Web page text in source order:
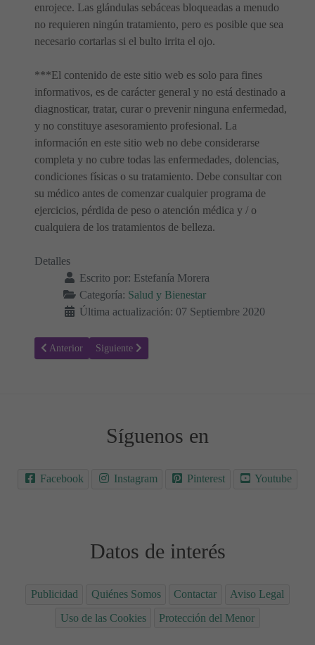
enrojece. Las glándulas sebáceas bloqueadas a menudo
no requieren ningún tratamiento, pero es posible que sea
necesario cortarlas si el bulto irrita el ojo.
***El contenido de este sitio web es solo para fines
informativos, es de carácter general y no está destinado a
diagnosticar, tratar, curar o prevenir ninguna enfermedad,
y no constituye asesoramiento profesional. La
información en este sitio web no debe considerarse
completa y no cubre todas las enfermedades, dolencias,
condiciones físicas o su tratamiento. Debe consultar con
su médico antes de comenzar cualquier programa de
ejercicios, pérdida de peso o atención médica y / o
cualquiera de los tratamientos de belleza.
Detalles
Escrito por: Estefanía Morera
Categoría: Salud y Bienestar
Última actualización: 07 Septiembre 2020
Artículo anterior: Todo lo que necesitas saber sobre Hemorragia
Anterior Artículo siguiente: Todo lo que necesitas saber sobre
Siguiente
Síguenos en
Facebook Instagram Pinterest Youtube
Datos de interés
Publicidad Quiénes Somos Contactar
Aviso Legal
Uso de las Cookies
Protección del Menor